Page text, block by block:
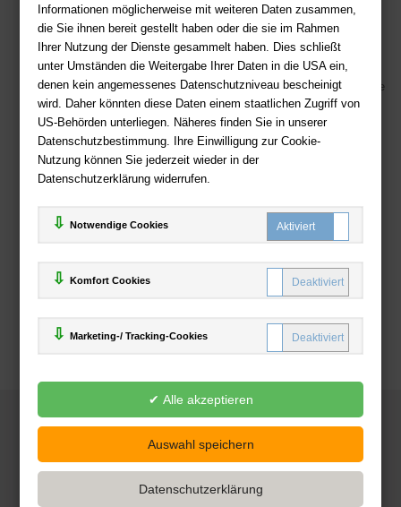
Informationen möglicherweise mit weiteren Daten zusammen,
die Sie ihnen bereit gestellt haben oder die sie im Rahmen
Ihrer Nutzung der Dienste gesammelt haben. Dies schließt
unter Umständen die Weitergabe Ihrer Daten in die USA ein,
denen kein angemessenes Datenschutzniveau bescheinigt
wird. Daher könnten diese Daten einem staatlichen Zugriff von
US-Behörden unterliegen. Näheres finden Sie in unserer
Datenschutzbestimmung. Ihre Einwilligung zur Cookie-
Nutzung können Sie jederzeit wieder in der
Datenschutzerklärung widerrufen.
Notwendige Cookies
Komfort Cookies
Marketing-/ Tracking-Cookies
Ihre Vorteile bei uns
Kostenloser Versand ab 36,- EUR Bestellwert
Sicherer Online Shop und Zahlung mit SSL-Verschlüsselung
Viele Zahlungsmethoden wie PayPal, Amazon Payment, Vorkasse
Zahlweisen
Deutsche-Buchhandlung.de
www.deutsche-buchhandlung.de ist ein Angebot der
Powered by Inooga